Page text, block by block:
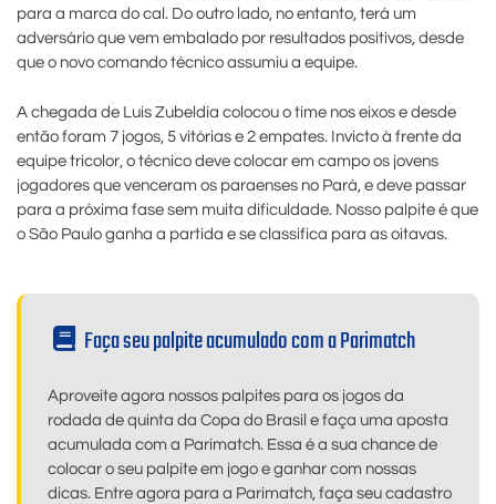
para a marca do cal. Do outro lado, no entanto, terá um
adversário que vem embalado por resultados positivos, desde
que o novo comando técnico assumiu a equipe.
A chegada de Luis Zubeldía colocou o time nos eixos e desde
então foram 7 jogos, 5 vitórias e 2 empates. Invicto à frente da
equipe tricolor, o técnico deve colocar em campo os jovens
jogadores que venceram os paraenses no Pará, e deve passar
para a próxima fase sem muita dificuldade. Nosso palpite é que
o São Paulo ganha a partida e se classifica para as oitavas.
Faça seu palpite acumulado com a Parimatch
Aproveite agora nossos palpites para os jogos da
rodada de quinta da Copa do Brasil e faça uma aposta
acumulada com a Parimatch. Essa é a sua chance de
colocar o seu palpite em jogo e ganhar com nossas
dicas. Entre agora para a Parimatch, faça seu cadastro